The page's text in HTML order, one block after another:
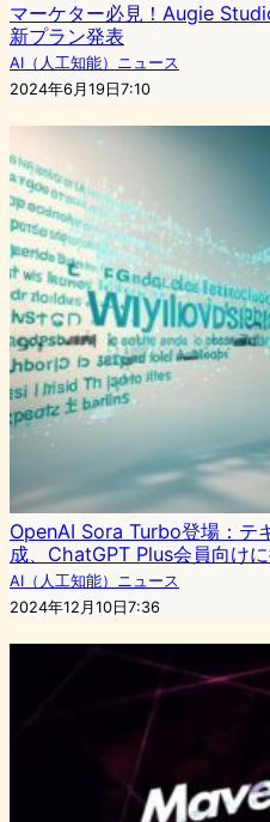
マーケター必見！Augie
新プラン発表
AI（人工知能）ニュース
2024年6月19日7:10
OpenAI Sora Turbo登場：テ
成、ChatGPT Plus会員向け
AI（人工知能）ニュース
2024年12月10日7:36